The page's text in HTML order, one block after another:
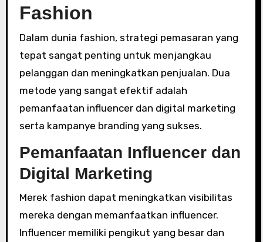
Fashion
Dalam dunia fashion, strategi pemasaran yang
tepat sangat penting untuk menjangkau
pelanggan dan meningkatkan penjualan. Dua
metode yang sangat efektif adalah
pemanfaatan influencer dan digital marketing
serta kampanye branding yang sukses.
Pemanfaatan Influencer dan
Digital Marketing
Merek fashion dapat meningkatkan visibilitas
mereka dengan memanfaatkan influencer.
Influencer memiliki pengikut yang besar dan